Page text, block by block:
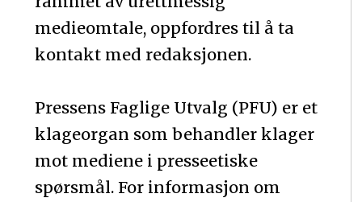
medieomtale, oppfordres til å ta
kontakt med redaksjonen.
Pressens Faglige Utvalg (PFU) er et
klageorgan som behandler klager
mot mediene i presseetiske
spørsmål. For informasjon om